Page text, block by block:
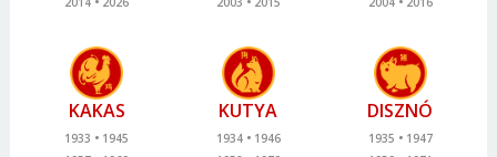
KAKAS
1933
1945
KUTYA
1934
1946
DISZNÓ
1935
1947